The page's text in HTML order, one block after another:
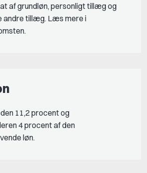
af grundløn, personligt tillæg og
andre tillæg. Læs mere i
11,2 procent og
4 procent af den
løn.